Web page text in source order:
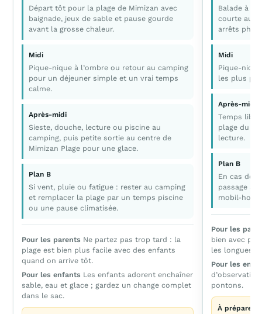
Départ tôt pour la plage de Mimizan avec
baignade, jeux de sable et pause gourde
avant la grosse chaleur.
Midi
Pique-nique à l’ombre ou retour au camping
pour un déjeuner simple et un vrai temps
calme.
Après-midi
Sieste, douche, lecture ou piscine au
camping, puis petite sortie au centre de
Mimizan Plage pour une glace.
Plan B
Si vent, pluie ou fatigue : rester au camping
et remplacer la plage par un temps piscine
ou une pause climatisée.
Pour les parents Ne partez pas trop tard : la
plage est bien plus facile avec des enfants
quand on arrive tôt.
Pour les enfants Les enfants adorent enchaîner
sable, eau et glace ; gardez un change complet
dans le sac.
Balade à la
courte au
arrêts
Midi
Pique-
les plus
Après-midi
Temps
plage du
lecture.
Plan B
En cas de
passage
mobil-
Pour les
bien avec
les longues
Pour les
pontons.
À préparer